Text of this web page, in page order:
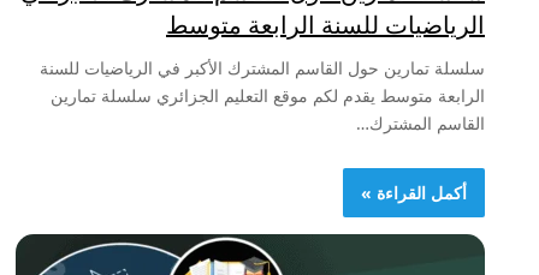
الرياضيات للسنة الرابعة متوسط
سلسلة تمارين حول القاسم المشترك الأكبر في الرياضيات للسنة
الرابعة متوسط يقدم لكم موقع التعليم الجزائري سلسلة تمارين
القاسم المشترك…
أكمل القراءة »